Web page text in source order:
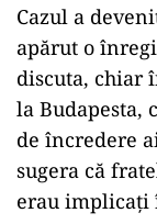
Cazul a
apărut o
discuta, chiar
la Budapesta,
de încredere
sugera că
erau implicați